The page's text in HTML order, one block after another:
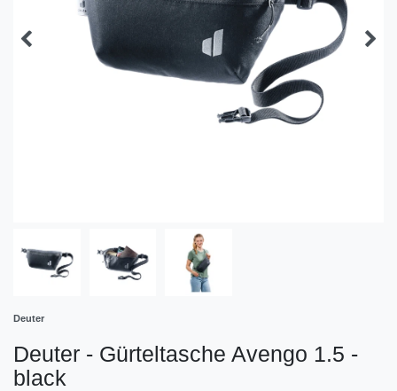
Deuter
Deuter - Gürteltasche Avengo 1.5 -
black